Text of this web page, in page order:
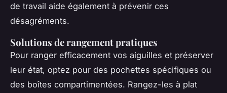
de travail aide également à prévenir ces
désagréments.
Solutions de rangement pratiques
Pour ranger efficacement vos aiguilles et préserver
leur état, optez pour des pochettes spécifiques ou
des boîtes compartimentées. Rangez-les à plat